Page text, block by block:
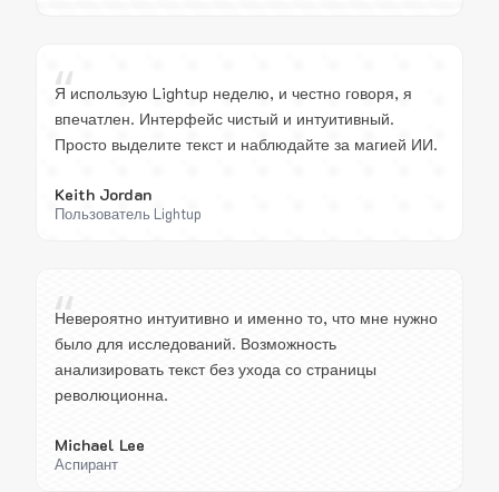
“
Я использую Lightup неделю, и честно говоря, я
впечатлен. Интерфейс чистый и интуитивный.
Просто выделите текст и наблюдайте за магией ИИ.
Keith Jordan
Пользователь Lightup
“
Невероятно интуитивно и именно то, что мне нужно
было для исследований. Возможность
анализировать текст без ухода со страницы
революционна.
Michael Lee
Аспирант